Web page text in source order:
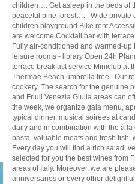
children…. Get asleep in the beds of
peaceful pine forest…. Wide private
children playground Bike rent
are welcome Cocktail bar with
Fully air-conditioned and warmed-up
leisure rooms - library Open 24h
terrace breakfast service Miniclub at
Thermae Beach umbrella free Our
cookery. The search for the genuine
and Friuli Venezia Giulia areas can
the week, we organize gala menu,
typical dinner, musical soirées at
daily and in combination with the à
pasta, valuable meats and fresh fish,
Every day you will find a rich salad,
selected for you the best wines from
areas of Italy. Moreover, we are
anniversaries or every other